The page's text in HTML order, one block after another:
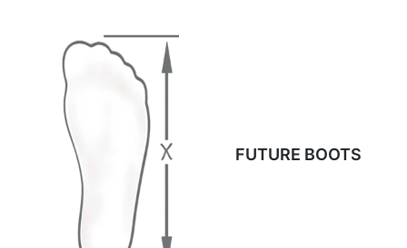
FUTURE BOOTS